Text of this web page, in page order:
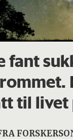
fant
til livet